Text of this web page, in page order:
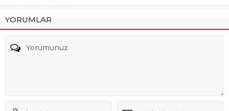
YORUMLAR